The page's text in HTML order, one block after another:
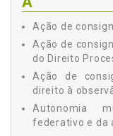
Tributário, p.
3 A NORMA
3.1 A Estrutura
3.2 A Regra
3.3 A Hipótese
3.3.1
3.3.2 Critério
3.3.3 Critério
Ação de
Ação de
do Direito
Ação de
direito à
Autonomia
federativo e da